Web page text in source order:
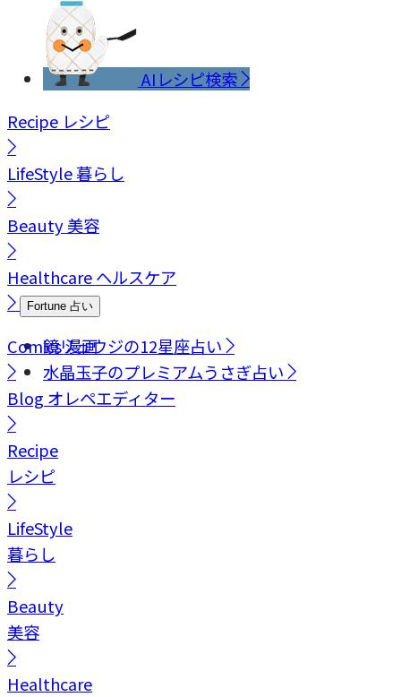
AIレシピ検索
Recipe レシピ
LifeStyle暮らし
Beauty美容
Healthcareヘルスケア
Fortune 占い
鏡リュウジの12星座占い
水晶玉子のプレミアムうさぎ占い
Comics漫画
Blog オレペエディター
Recipe
レシピ
LifeStyle
暮らし
Beauty
美容
Healthcare